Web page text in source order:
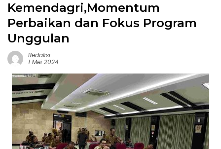
Kemendagri,Momentum
Perbaikan dan Fokus Program
Unggulan
Redaksi
1 Mei 2024